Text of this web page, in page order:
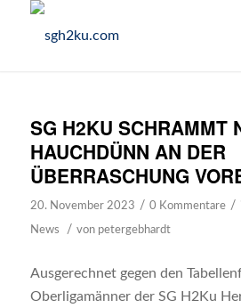
SG H2KU SCHRAMMT
HAUCHDÜNN AN DER
ÜBERRASCHUNG
20. November 2023 / 0 Kommentare /
News / von petergebhardt
Ausgerechnet gegen den
Oberligamänner der SG H2Ku